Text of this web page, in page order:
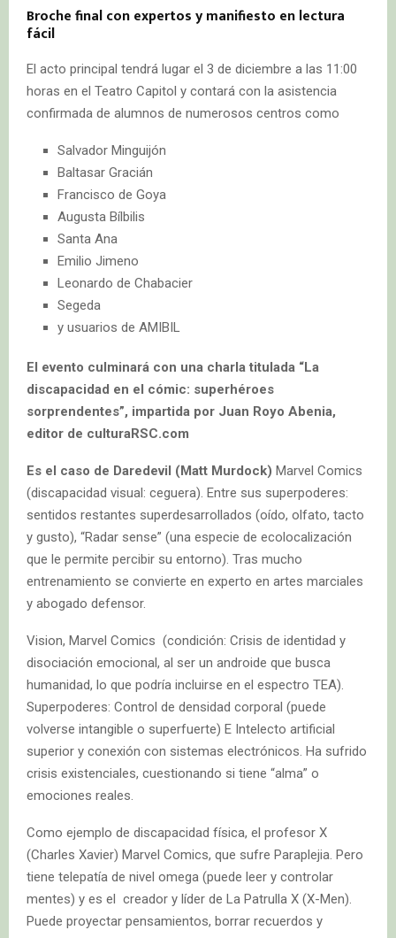
Broche final con expertos y manifiesto en lectura
fácil
El acto principal tendrá lugar el 3 de diciembre a las 11:00
horas en el Teatro Capitol y contará con la asistencia
confirmada de alumnos de numerosos centros como
Salvador Minguijón
Baltasar Gracián
Francisco de Goya
Augusta Bílbilis
Santa Ana
Emilio Jimeno
Leonardo de Chabacier
Segeda
y usuarios de AMIBIL
El evento culminará con una charla titulada “La
discapacidad en el cómic: superhéroes
sorprendentes”, impartida por Juan Royo Abenia,
editor de culturaRSC.com
Es el caso de Daredevil (Matt Murdock) Marvel Comics
(discapacidad visual: ceguera). Entre sus superpoderes:
sentidos restantes superdesarrollados (oído, olfato, tacto
y gusto), “Radar sense” (una especie de ecolocalización
que le permite percibir su entorno). Tras mucho
entrenamiento se convierte en experto en artes marciales
y abogado defensor.
Vision, Marvel Comics (condición: Crisis de identidad y
disociación emocional, al ser un androide que busca
humanidad, lo que podría incluirse en el espectro TEA).
Superpoderes: Control de densidad corporal (puede
volverse intangible o superfuerte) E Intelecto artificial
superior y conexión con sistemas electrónicos. Ha sufrido
crisis existenciales, cuestionando si tiene “alma” o
emociones reales.
Como ejemplo de discapacidad física, el profesor X
(Charles Xavier) Marvel Comics, que sufre Paraplejia. Pero
tiene telepatía de nivel omega (puede leer y controlar
mentes) y es el creador y líder de La Patrulla X (X-Men).
Puede proyectar pensamientos, borrar recuerdos y